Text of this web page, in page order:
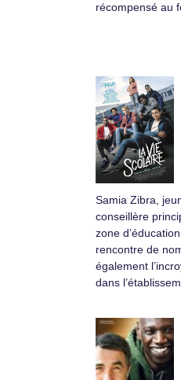
récompensé au
Samia Zibra,
conseillère
zone
rencontre de
également
dans